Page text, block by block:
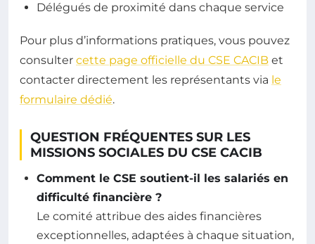
Délégués de proximité dans chaque service
Pour plus d’informations pratiques, vous pouvez
consulter cette page officielle du CSE CACIB et
contacter directement les représentants via le
formulaire dédié.
QUESTION FRÉQUENTES SUR LES
MISSIONS SOCIALES DU CSE CACIB
Comment le CSE soutient-il les salariés en
difficulté financière ?
Le comité attribue des aides financières
exceptionnelles, adaptées à chaque situation,